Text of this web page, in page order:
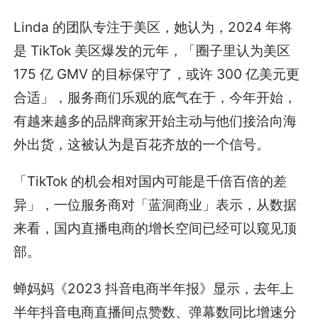
Linda 的团队专注于美区，她认为，2024 年将
是 TikTok 美区爆发的元年，「圈子里认为美区
175 亿 GMV 的目标保守了，或许 300 亿美元更
合适」，服务商们乐观的底气在于，今年开始，
有越来越多的品牌商家开始主动与他们接洽向海
外出货，这被认为是百花齐放的一个信号。
「TikTok 的机会相对国内可能是千倍百倍的差
异」，一位服务商对「蓝洞商业」表示，从数据
来看，国内直播电商的增长空间已经可以窥见顶
部。
蝉妈妈《2023 抖音电商半年报》显示，去年上
半年抖音电商直播间点赞数、弹幕数同比增速分